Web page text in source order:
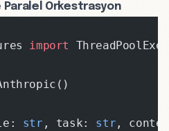
Paralel Orkestrasyon
import
str , task: str ,